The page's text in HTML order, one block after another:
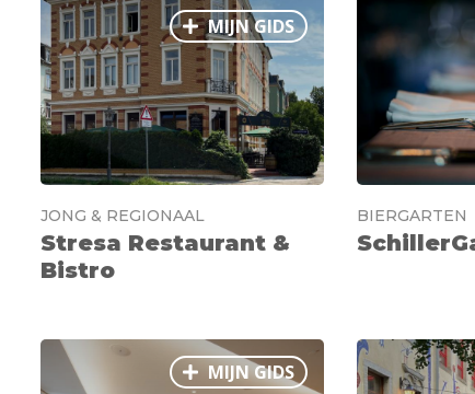
MIJN GIDS
JONG & REGIONAAL
Stresa Restaurant &
Bistro
BIERGARTEN
MIJN GIDS